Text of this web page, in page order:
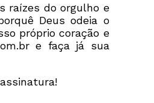
raízes do orgulho e
Deus odeia o
próprio coração e
e faça já sua